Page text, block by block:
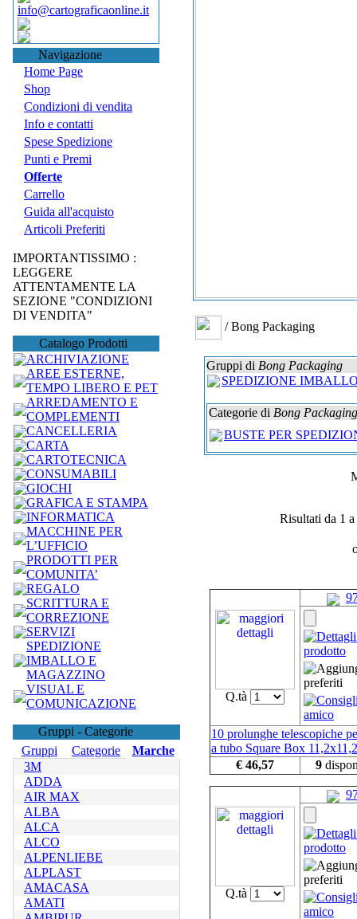
info@cartograficaonline.it
Navigazione
Home Page
Shop
Condizioni di vendita
Info e contatti
Spese Spedizione
Punti e Premi
Offerte
Carrello
Guida all'acquisto
Articoli Preferiti
IMPORTANTISSIMO :
LEGGERE
ATTENTAMENTE LA
SEZIONE "CONDIZIONI
DI VENDITA"
Catalogo Prodotti
ARCHIVIAZIONE
AREE ESTERNE,
TEMPO LIBERO E PET
ARREDAMENTO E
COMPLEMENTI
CANCELLERIA
CARTA
CARTOTECNICA
CONSUMABILI
GIOCHI
GRAFICA E STAMPA
INFORMATICA
MACCHINE PER
L’UFFICIO
PRODOTTI PER
COMUNITA’
REGALO
SCRITTURA E
CORREZIONE
SERVIZI
SPEDIZIONE
IMBALLO E
MAGAZZINO
VISUAL E
COMUNICAZIONE
Gruppi - Categorie
Gruppi
Categorie
Marche
3M
ADDA
AIR MAX
ALBA
ALCA
ALCO
ALPENLIEBE
ALPLAST
AMACASA
AMATI
/ Bong Packaging
Gruppi di Bong Packaging
SPEDIZIONE
Categorie di Bong Packaging
BUSTE PER
Risultati da 1
Q.tà
10 prolunghe telescopiche
a tubo Square Box
€ 46,57
9
Q.tà